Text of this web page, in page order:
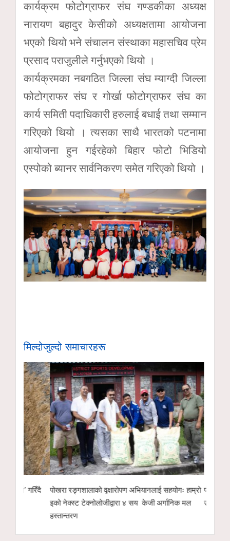
कार्यक्रम फोटोग्राफर संघ गण्डकीका अध्यक्ष
नारायण बहादुर केसीको अध्यक्षतामा आयोजना
भएको थियो भने संचालन संस्थाका महासचिव प्रेम
प्रसाद पराजुलीले गर्नुभएको थियो ।
कार्यक्रमका नबगठित जिल्ला संघ म्याग्दी जिल्ला
फोटोग्राफर संघ र गोर्खा फोटोग्राफर संघ का
कार्य समिती पदाधिकारी हरुलाई बधाई तथा सम्मान
गरिएको थियो । त्यसका साथै भारतको पटनामा
आयोजना हुन गईरहेको बिहार फोटो भिडियो
एस्पोको ब्यानर सार्वनिकरण समेत गरिएको थियो ।
मिल्दोजुल्दो समाचारहरू
पोखरा रङ्गशालाको वृक्षारोपण अभियानलाई सहयोगः हाम्रो
इको नेक्स्ट टेक्नोलोजीद्वारा ४ सय केजी अर्गानिक मल
हस्तान्तरण
पोखरा उद्योग
उम्मेदवारको